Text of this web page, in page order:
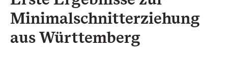
Minimalschnitterziehung
aus Württemberg